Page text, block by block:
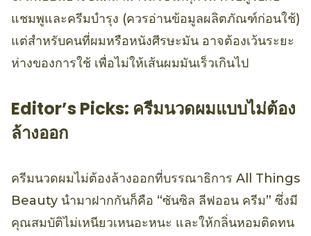
แชมพูและครีมบำรุง (ควรอ่านข้อมูลผลิตภัณฑ์ก่อนใช้)
แต่สำหรับคนที่ผมหรือหนังศีรษะมัน อาจต้องเว้นระยะ
ห่างของการใช้ เพื่อไม่ให้เส้นผมมันเร็วเกินไป
Editor’s Picks: ครีมนวดผมแบบไม่ต้อง
ล้างออก
ครีมนวดผมไม่ต้องล้างออกที่บรรณาธิการ All Things
Beauty นำมาฝากกันก็คือ “ซันซิล ลีฟออน ครีม” ซึ่งมี
คุณสมบัติไม่เหนียวเหนอะหนะ และให้กลิ่นหอมติดทน